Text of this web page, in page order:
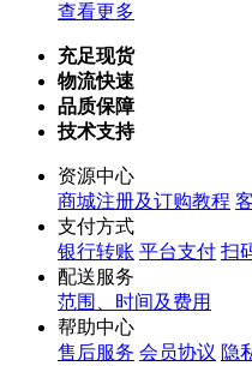
查看更多
充足现货
物流快速
品质保障
技术支持
资源中心
商城注册及订购教程
支付方式
银行转账 平台支付 扫
配送服务
范围、时间及费用
帮助中心
售后服务 会员协议 隐